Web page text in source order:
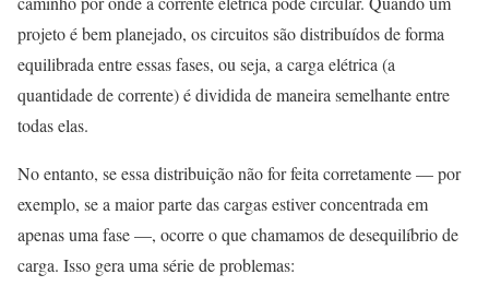
projeto é bem planejado, os circuitos são distribuídos de forma
equilibrada entre essas fases, ou seja, a carga elétrica (a
quantidade de corrente) é dividida de maneira semelhante entre
todas elas.
No entanto, se essa distribuição não for feita corretamente — por
exemplo, se a maior parte das cargas estiver concentrada em
apenas uma fase —, ocorre o que chamamos de desequilíbrio de
carga. Isso gera uma série de problemas: